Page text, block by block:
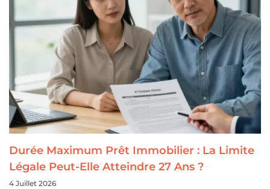
Durée Maximum Prêt Immobilier : La Limite
Légale Peut-Elle Atteindre 27 Ans ?
4 Juillet 2026